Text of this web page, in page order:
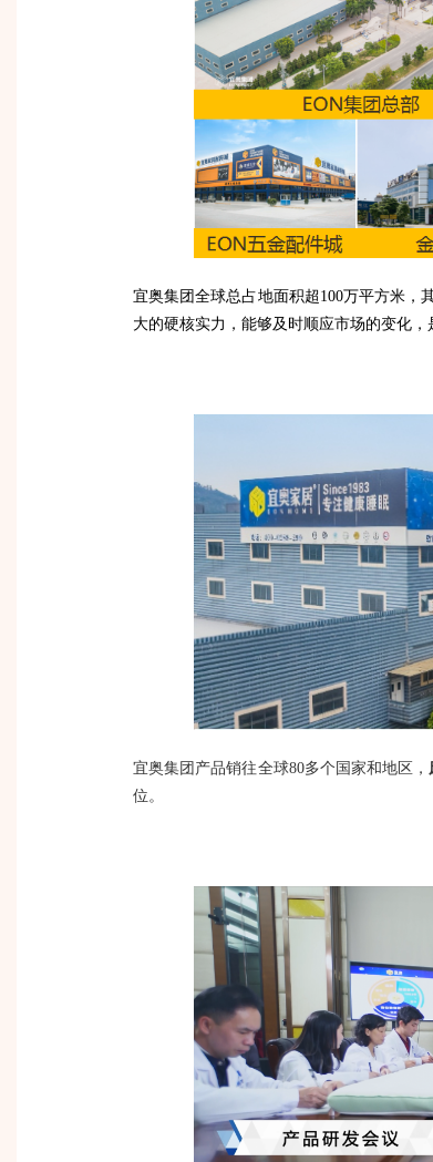
宜奥集团全球总占地面积超100万平方米，
大的硬核实力，能够及时顺应市场的变化，
宜奥集团产品销往全球80多个国家和地区，
位。